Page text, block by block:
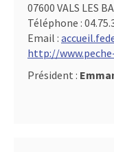
07600 VALS LES
Téléphone :
Email :
http://
Président :